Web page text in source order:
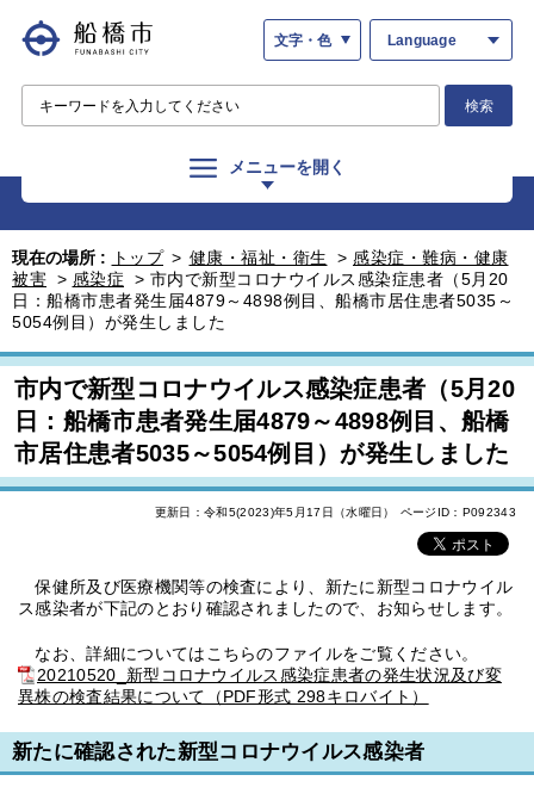
文字・色 Language
検索
メニューを開く
現在の場所 : トップ > 健康・福祉・衛生 > 感染症・難病・健康
被害 > 感染症 > 市内で新型コロナウイルス感染症患者（5月20
日：船橋市患者発生届4879～4898例目、船橋市居住患者5035～
5054例目）が発生しました
市内で新型コロナウイルス感染症患者（5月20
日：船橋市患者発生届4879～4898例目、船橋
市居住患者5035～5054例目）が発生しました
更新日：令和5(2023)年5月17日（水曜日） ページID：P092343
保健所及び医療機関等の検査により、新たに新型コロナウイル
ス感染者が下記のとおり確認されましたので、お知らせします。
なお、詳細についてはこちらのファイルをご覧ください。
20210520_新型コロナウイルス感染症患者の発生状況及び変
異株の検査結果について（PDF形式 298キロバイト）
新たに確認された新型コロナウイルス感染者